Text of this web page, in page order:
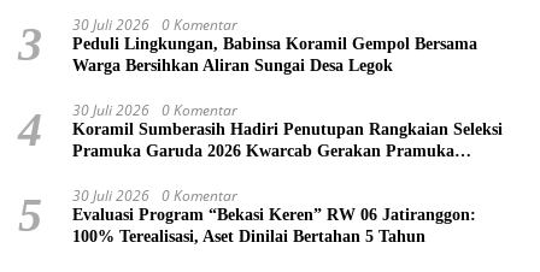
3 30 Juli 2026 0 Komentar
Peduli Lingkungan, Babinsa Koramil Gempol Bersama
Warga Bersihkan Aliran Sungai Desa Legok
4 30 Juli 2026 0 Komentar
Koramil Sumberasih Hadiri Penutupan Rangkaian Seleksi
Pramuka Garuda 2026 Kwarcab Gerakan Pramuka
5 30 Juli 2026 0 Komentar
Evaluasi Program “Bekasi Keren” RW 06 Jatiranggon:
100% Terealisasi, Aset Dinilai Bertahan 5 Tahun